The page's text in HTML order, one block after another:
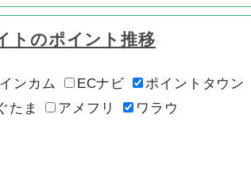
トのポイント推移